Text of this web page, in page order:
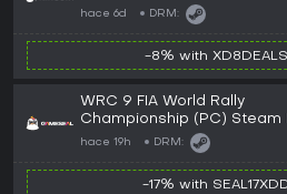
hace 6d DRM:
-8% with XD8DEALS
WRC 9 FIA World Rally
Championship (PC) Steam
EU
hace 19h DRM:
-17% with